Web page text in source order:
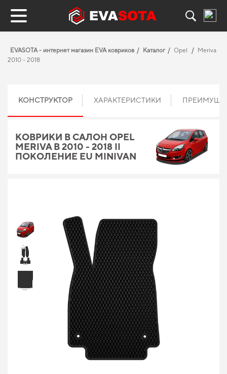
EVASOTA - интернет магазин EVA ковриков Каталог Opel
Meriva
2010 - 2018
КОНСТРУКТОР ХАРАКТЕРИСТИКИ
КОВРИКИ В САЛОН OPEL
MERIVA B 2010 - 2018 II
ПОКОЛЕНИЕ EU MINIVAN